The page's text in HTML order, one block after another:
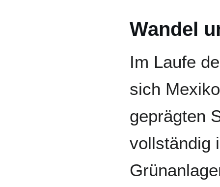
Wandel
Im Laufe
sich
geprägten
vollständig